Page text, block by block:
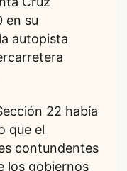
en su
autopista
22 había
que el
contundentes
los gobiernos